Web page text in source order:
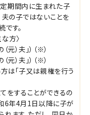
期間内に生まれた子
夫の子ではないことを
す。
方〉
元）夫」）（※）
元）夫」）（※）
方は「子又は親権を行う
をすることができるの
和6年4月1日以降に子が